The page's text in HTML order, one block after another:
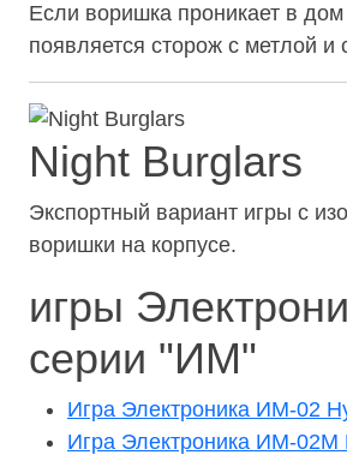
Если воришка проникает в
появляется сторож с метлой и
Night Burglars
Экспортный вариант игры с
воришки на корпусе.
игры
серии "ИМ"
Игра Электроника ИМ-02
Игра Электроника ИМ-02М